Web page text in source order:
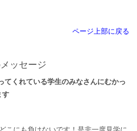
ページ上部に戻る
ッセージ
てくれている学生のみなさんにむかっ
す
こにも負けないです！是非一度見学に